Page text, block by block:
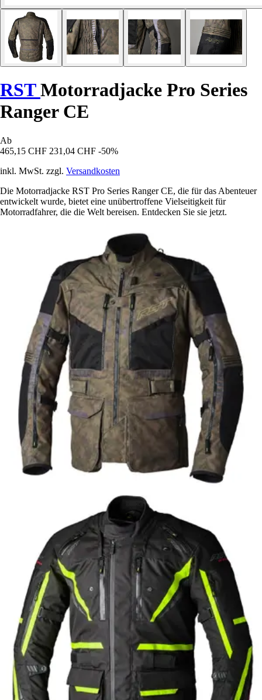
RSTMotorradjacke Pro Series
Ranger CE
Ab
465,15 CHF 231,04 CHF -50%
inkl. MwSt. zzgl. Versandkosten
Die Motorradjacke RST Pro Series Ranger CE, die für das Abenteuer
entwickelt wurde, bietet eine unübertroffene Vielseitigkeit für
Motorradfahrer, die die Welt bereisen. Entdecken Sie sie jetzt.